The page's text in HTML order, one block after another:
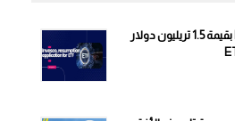
مقال: استثمار Invesco بقيمة 1.5 تريليون دولار